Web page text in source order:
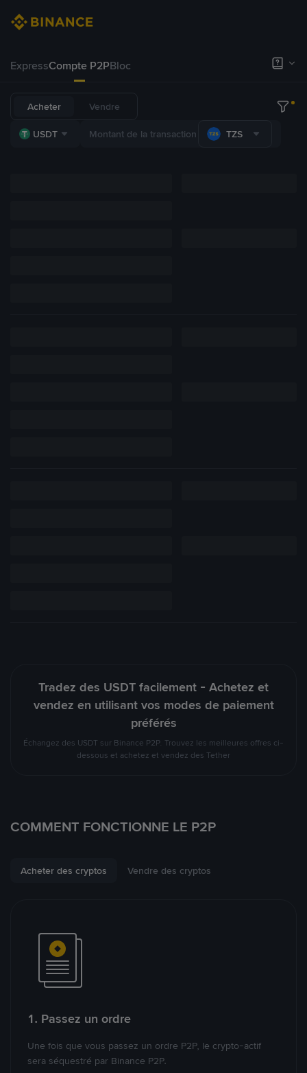
ExpressCompte P2PBloc
Acheter Vendre
USDT TZS
Tradez des USDT facilement - Achetez et
vendez en utilisant vos modes de paiement
préférés
Échangez des USDT sur Binance P2P. Trouvez les meilleures offres ci-
dessous et achetez et vendez des Tether
COMMENT FONCTIONNE LE P2P
Acheter des cryptos Vendre des cryptos
1. Passez un ordre
Une fois que vous passez un ordre P2P, le crypto-actif
sera séquestré par Binance P2P.